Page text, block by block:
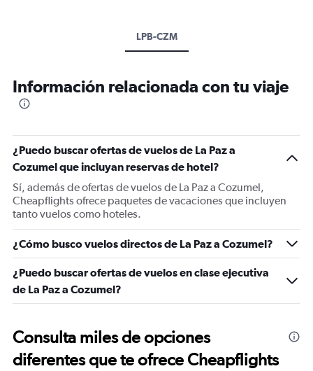
LPB-CZM
Información relacionada con tu viaje
¿Puedo buscar ofertas de vuelos de La Paz a
Cozumel que incluyan reservas de hotel?
Sí, además de ofertas de vuelos de La Paz a Cozumel,
Cheapflights ofrece paquetes de vacaciones que incluyen
tanto vuelos como hoteles.
¿Cómo busco vuelos directos de La Paz a Cozumel?
¿Puedo buscar ofertas de vuelos en clase ejecutiva
de La Paz a Cozumel?
Consulta miles de opciones
diferentes que te ofrece Cheapflights